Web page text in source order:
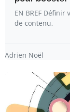
EN BREF
de contenu.
Adrien Noël